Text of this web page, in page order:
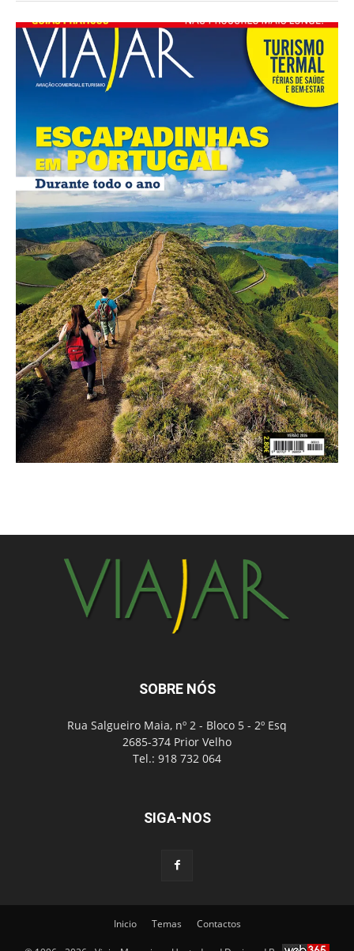
SOBRE NÓS
Rua Salgueiro Maia, nº 2 - Bloco 5 - 2º Esq
2685-374 Prior Velho
Tel.: 918 732 064
SIGA-NOS
Inicio Temas Contactos